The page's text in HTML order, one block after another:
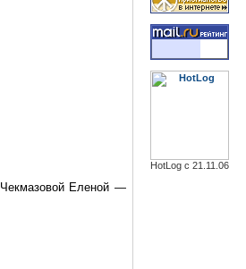
ЧекмазовойЕленой —
HotLog с 21.11.06